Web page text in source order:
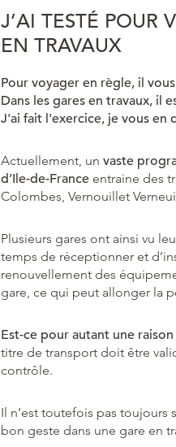
J’AI TESTÉ POUR
EN TRAVAUX
Pour voyager en règle, il
Dans les gares en travaux, il
J'ai fait l'exercice, je vous en
Actuellement, un vaste
d’Ile-de-France entraine des
Colombes, Vernouillet
Plusieurs gares ont ainsi vu
temps de réceptionner et
renouvellement des
gare, ce qui peut allonger la
Est-ce pour autant une
titre de transport doit être
contrôle.
Il n’est toutefois pas
bon geste dans une gare en